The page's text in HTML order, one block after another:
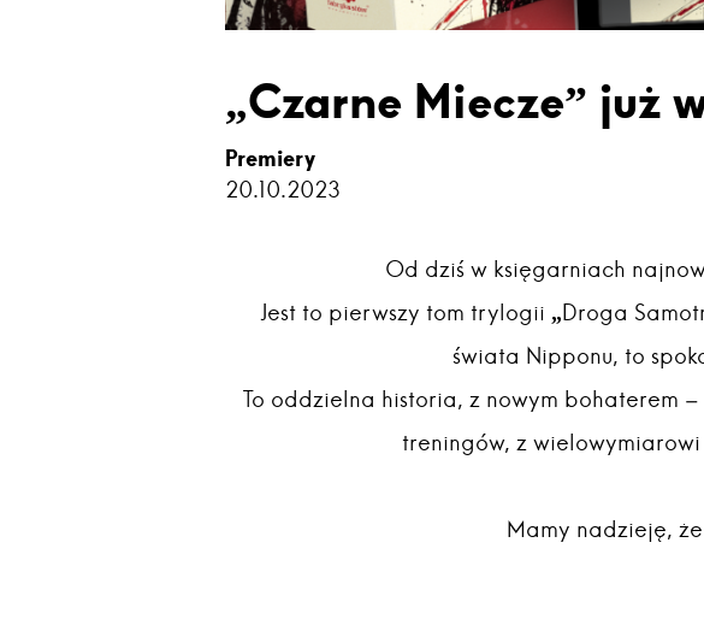
„Czarne Miecze” już
Premiery
20.10.2023
Od dziś w księgarniach
Jest to pierwszy tom trylogii „Droga
świata Nipponu, to
To oddzielna historia, z nowym bohaterem
treningów, z
Mamy nadzieję,